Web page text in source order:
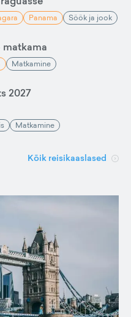
Panama Söök ja jook
matkama
Matkamine
2027
Matkamine
Kõik reisikaaslased